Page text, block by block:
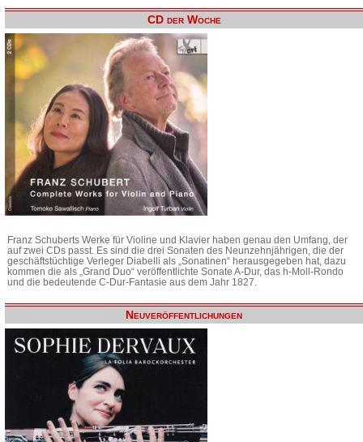
CD der Woche
Franz Schuberts Werke für Violine und Klavier haben genau den Umfang, der
auf zwei CDs passt. Es sind die drei Sonaten des Neunzehnjährigen, die der
geschäftstüchtige Verleger Diabelli als „Sonatinen“ herausgegeben hat, dazu
kommen die als „Grand Duo“ veröffentlichte Sonate A-Dur, das h-Moll-Rondo
und die bedeutende C-Dur-Fantasie aus dem Jahr 1827.
Neuveröffentlichungen